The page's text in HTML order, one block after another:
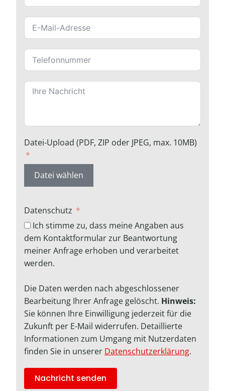
Datei-Upload (PDF, ZIP oder JPEG, max. 10MB)
Datei wählen
Datenschutz
Ich stimme zu, dass meine Angaben aus
dem Kontaktformular zur Beantwortung
meiner Anfrage erhoben und verarbeitet
werden.
Die Daten werden nach abgeschlossener
Bearbeitung Ihrer Anfrage gelöscht. Hinweis:
Sie können Ihre Einwilligung jederzeit für die
Zukunft per E-Mail widerrufen. Detaillierte
Informationen zum Umgang mit Nutzerdaten
finden Sie in unserer Datenschutzerklärung.
Nachricht senden